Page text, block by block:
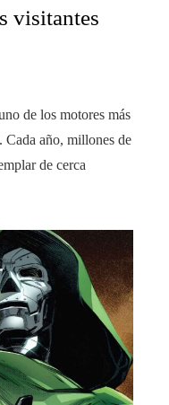
visitantes
de los motores más
Cada año, millones de
de cerca